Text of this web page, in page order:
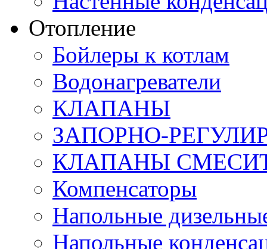
Отопление
Бойлеры к котлам
Водонагреватели
КЛАПАНЫ
ЗАПОРНО-
КЛАПАНЫ
Компенсаторы
Напольные
Напольные